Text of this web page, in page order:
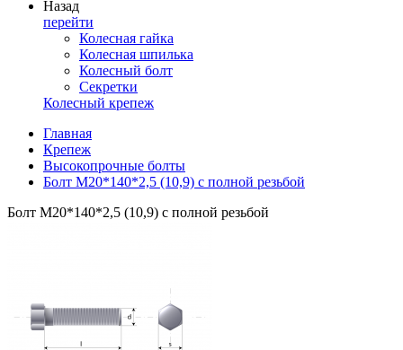
Назад
перейти
Колесная гайка
Колесная шпилька
Колесный болт
Секретки
Колесный крепеж
Главная
Крепеж
Высокопрочные болты
Болт М20*140*2,5 (10,9) с полной резьбой
Болт М20*140*2,5 (10,9) с полной резьбой